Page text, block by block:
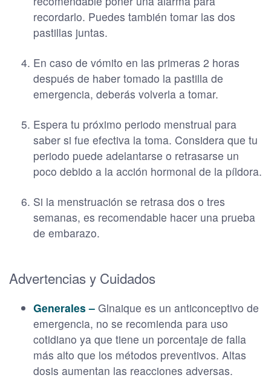
recordarlo. Puedes también tomar las dos
pastillas juntas.
En caso de vómito en las primeras 2 horas
después de haber tomado la pastilla de
emergencia, deberás volverla a tomar.
Espera tu próximo periodo menstrual para
saber si fue efectiva la toma. Considera que tu
periodo puede adelantarse o retrasarse un
poco debido a la acción hormonal de la píldora.
Si la menstruación se retrasa dos o tres
semanas, es recomendable hacer una prueba
de embarazo.
Advertencias y Cuidados
Generales – Glnaique es un anticonceptivo de
emergencia, no se recomienda para uso
cotidiano ya que tiene un porcentaje de falla
más alto que los métodos preventivos. Altas
dosis aumentan las reacciones adversas.